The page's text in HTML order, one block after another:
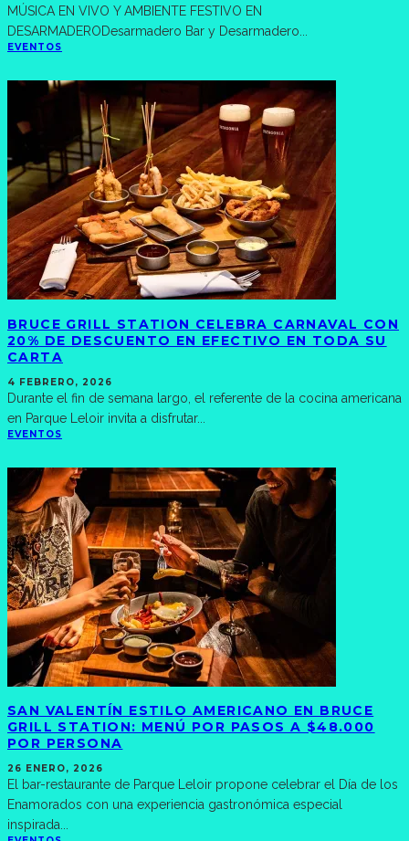
MÚSICA EN VIVO Y AMBIENTE FESTIVO EN
DESARMADERODesarmadero Bar y Desarmadero...
EVENTOS
BRUCE GRILL STATION CELEBRA CARNAVAL CON
20% DE DESCUENTO EN EFECTIVO EN TODA SU
CARTA
4 FEBRERO, 2026
Durante el fin de semana largo, el referente de la cocina americana
en Parque Leloir invita a disfrutar...
EVENTOS
SAN VALENTÍN ESTILO AMERICANO EN BRUCE
GRILL STATION: MENÚ POR PASOS A $48.000
POR PERSONA
26 ENERO, 2026
El bar-restaurante de Parque Leloir propone celebrar el Día de los
Enamorados con una experiencia gastronómica especial
inspirada